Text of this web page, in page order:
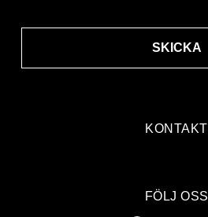
KONTAKT
SKICKA
FÖLJ OSS